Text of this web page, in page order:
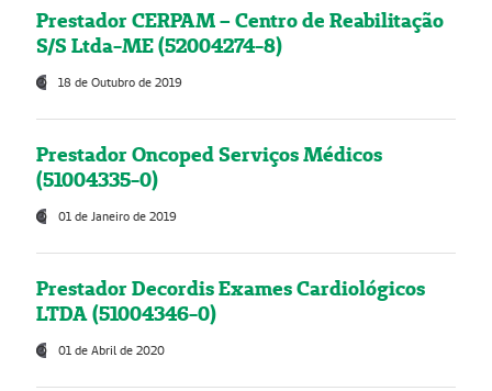
Prestador CERPAM – Centro de Reabilitação
S/S Ltda-ME (52004274-8)
18 de Outubro de 2019
Prestador Oncoped Serviços Médicos
(51004335-0)
01 de Janeiro de 2019
Prestador Decordis Exames Cardiológicos
LTDA (51004346-0)
01 de Abril de 2020